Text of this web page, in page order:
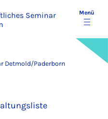
Seminar
Menü
Detmold/Paderborn